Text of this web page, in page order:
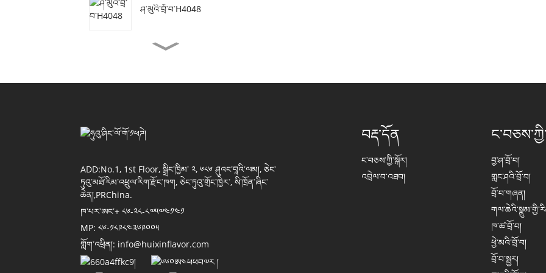
ཤ་མུའི་བྲོ་བ་H4048
སོ་ཡ་སོ་སི་བྲོ་བ་H4118
ཊོ་མ་ཊོ་བྲོ་བ་H4011
ADD:No.1, 1st Floor, སྒྲིང་ཁྱིམ་ ༢, ༦༨༦ ཤུའང་བཱའི་ལམ།, ཅེང་
ཏུའུ་མཐོ་རིམ་འཕྲུལ་རིག་རྫོང་ཁག, ཅེང་ཏུའུ་གྲོང་ཁྱེར་, སི་ཁྲོན་ཞིང་
ཆེན།,PRChina.
ཁ་པར་ཨང་+ ༨༦-༢༨-༨༧༥༧༤༡༤༡
MP: ༨༦-༡༨༩༨༤༣༦༩༠༠༥
གློག་འཕྲིན།: info@huixinflavor.com
བརྡ་དོན
ང་བཅས་ཀྱི་སྐོར།
འབྲེལ་བ་འཐབ།
བྱ་ཤ་བྲོ་བ།
གླང་ཤའི་བྲོ་བ།
བྲོ་བ་གཞན།
ཁ་ཚ་བྲོ་བ།
ཕྱེ་མའི་བྲོ་བ།
བྲོ་བ་སྦྱར།